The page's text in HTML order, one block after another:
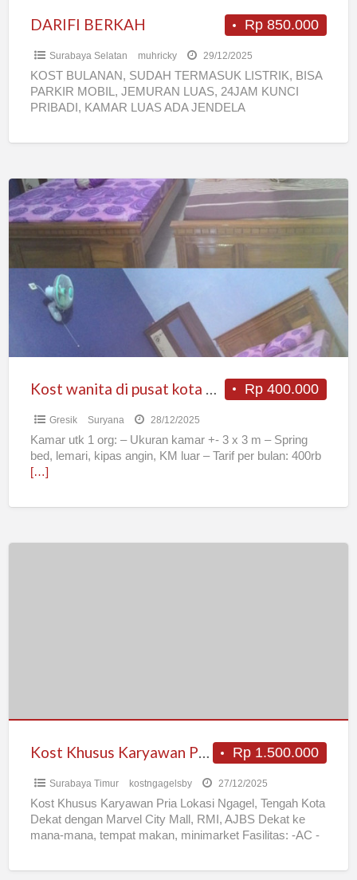
Rp 850.000
DARIFI BERKAH
Surabaya Selatan muhricky 29/12/2025
KOST BULANAN, SUDAH TERMASUK LISTRIK, BISA
PARKIR MOBIL, JEMURAN LUAS, 24JAM KUNCI
PRIBADI, KAMAR LUAS ADA JENDELA
Kost
wanita
di
Gresik
Rp 400.000
Kost wanita di pusat kota Gresik (BP Kulon)
Gresik Suryana 28/12/2025
Kamar utk 1 org: – Ukuran kamar +- 3 x 3 m – Spring
bed, lemari, kipas angin, KM luar – Tarif per bulan: 400rb
[…]
Rp 1.500.000
Kost Khusus Karyawan Pria di Ngagel
Surabaya Timur kostngagelsby 27/12/2025
Kost Khusus Karyawan Pria Lokasi Ngagel, Tengah Kota
Dekat dengan Marvel City Mall, RMI, AJBS Dekat ke
mana-mana, tempat makan, minimarket Fasilitas: -AC -